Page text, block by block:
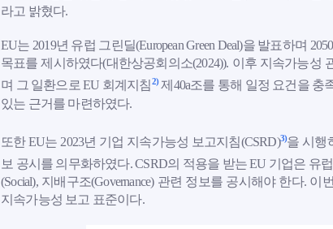
라고 밝혔다.
EU는 2019년 유럽 그린딜(European Green Deal)을 발표하며
목표를 제시하였다(대한상공회의소(2024)). 이후 지속가능
며 그 일환으로 EU 회계지침2)제40a조를 통해 일정 요건을 충
있는 근거를 마련하였다.
또한 EU는 2023년 기업 지속가능성 보고지침(CSRD)3)을 시행
보 공시를 의무화하였다. CSRD의 적용을 받는 EU 기업은 유
(Social), 지배구조(Governance) 관련 정보를 공시해야 한다.
지속가능성 보고 표준이다.